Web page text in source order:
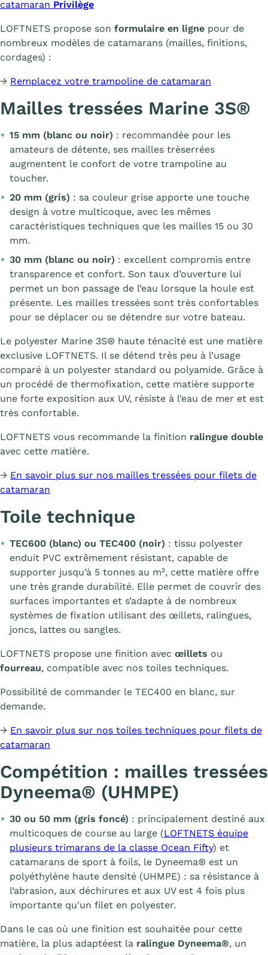
catamaran Privilège
LOFTNETS propose son formulaire en ligne pour de
nombreux modèles de catamarans (mailles, finitions,
cordages) :
→ Remplacez votre trampoline de catamaran
Mailles tressées Marine 3S®
15 mm (blanc ou noir) : recommandée pour les
amateurs de détente, ses mailles trèserrées
augmentent le confort de votre trampoline au
toucher.
20 mm (gris) : sa couleur grise apporte une touche
design à votre multicoque, avec les mêmes
caractéristiques techniques que les mailles 15 ou 30
mm.
30 mm (blanc ou noir) : excellent compromis entre
transparence et confort. Son taux d’ouverture lui
permet un bon passage de l’eau lorsque la houle est
présente. Les mailles tressées sont très confortables
pour se déplacer ou se détendre sur votre bateau.
Le polyester Marine 3S® haute ténacité est une matière
exclusive LOFTNETS. Il se détend très peu à l’usage
comparé à un polyester standard ou polyamide. Grâce à
un procédé de thermofixation, cette matière supporte
une forte exposition aux UV, résiste à l’eau de mer et est
très confortable.
LOFTNETS vous recommande la finition ralingue double
avec cette matière.
→ En savoir plus sur nos mailles tressées pour filets de
catamaran
Toile technique
TEC600 (blanc) ou TEC400 (noir) : tissu polyester
enduit PVC extrêmement résistant, capable de
supporter jusqu’à 5 tonnes au m², cette matière offre
une très grande durabilité. Elle permet de couvrir des
surfaces importantes et s’adapte à de nombreux
systèmes de fixation utilisant des œillets, ralingues,
joncs, lattes ou sangles.
LOFTNETS propose une finition avec œillets ou
fourreau, compatible avec nos toiles techniques.
Possibilité de commander le TEC400 en blanc, sur
demande.
→ En savoir plus sur nos toiles techniques pour filets de
catamaran
Compétition : mailles tressées
Dyneema® (UHMPE)
30 ou 50 mm (gris foncé) : principalement destiné aux
multicoques de course au large (LOFTNETS équipe
plusieurs trimarans de la classe Ocean Fifty) et
catamarans de sport à foils, le Dyneema® est un
polyéthylène haute densité (UHMPE) : sa résistance à
l’abrasion, aux déchirures et aux UV est 4 fois plus
importante qu'un filet en polyester.
Dans le cas où une finition est souhaitée pour cette
matière, la plus adaptéest la ralingue Dyneema®, un